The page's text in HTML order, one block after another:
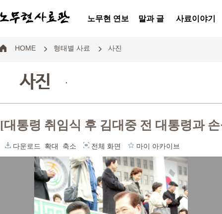
노무현 연보 말과 글 사료이야기
HOME 형태별 사료 사진
사진 .
[대통령 취임식 후 김대중 전 대통령과
다운로드 확대 축소 전체 화면 마이 아카이브